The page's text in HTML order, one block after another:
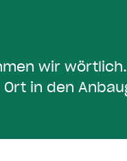
men wir wörtlich.
Ort in den Anbau